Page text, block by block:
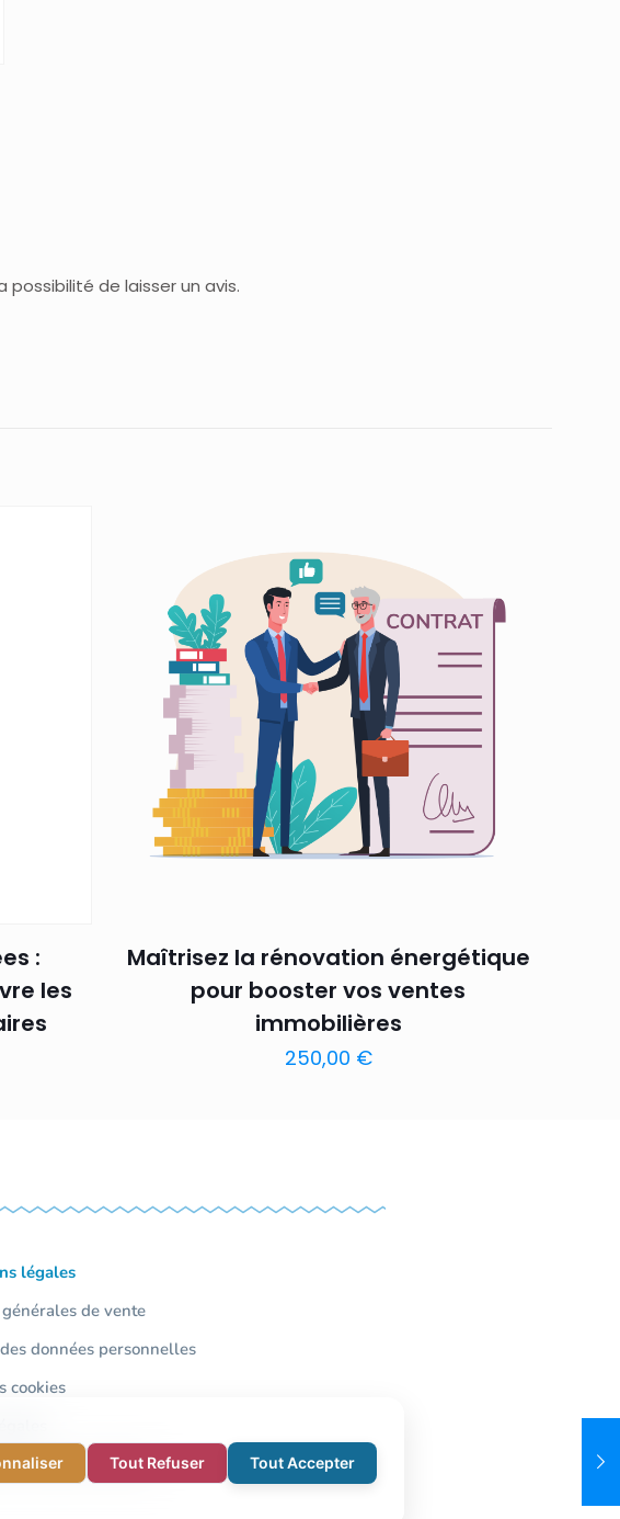
de laisser un avis.
:
les
Maîtrisez la rénovation énergétique
pour booster vos ventes
immobilières
250,00 €
légales
de vente
données personnelles
cookies
/ Lanceur d'alerteTout Refuser Tout Accepter